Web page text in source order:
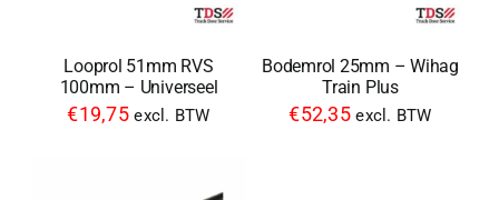
Looprol 51mm RVS
100mm – Universeel
€19,75 excl. BTW
Bodemrol 25mm – Wihag
Train Plus
€52,35 excl. BTW